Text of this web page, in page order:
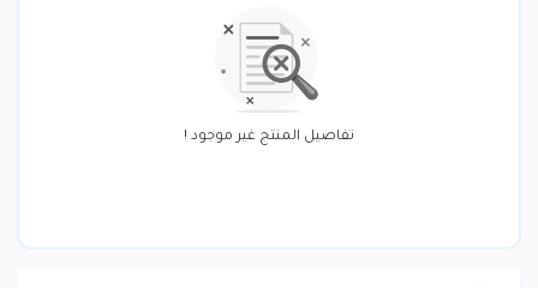
تفاصيل المنتج غير موجود !